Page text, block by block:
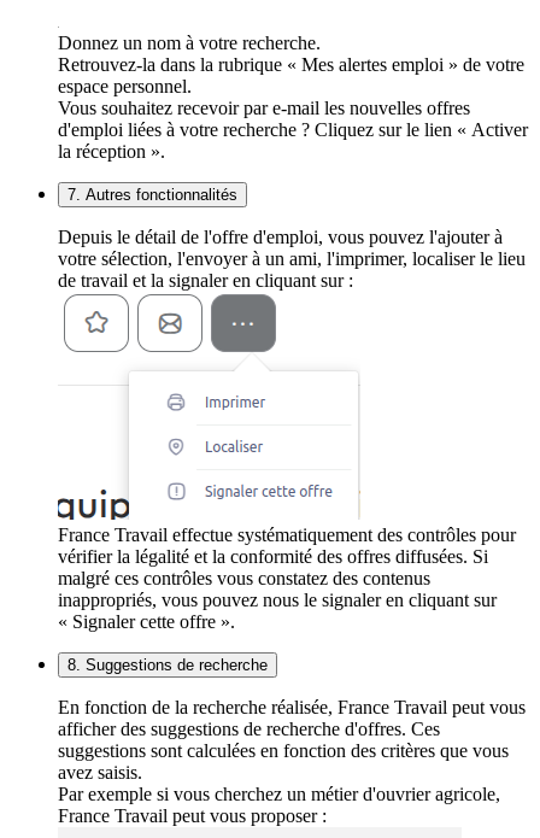
Donnez un nom à votre recherche.
Retrouvez-la dans la rubrique « Mes alertes emploi » de votre
espace personnel.
Vous souhaitez recevoir par e-mail les nouvelles offres
d'emploi liées à votre recherche ? Cliquez sur le lien « Activer
la réception ».
7. Autres fonctionnalités
Depuis le détail de l'offre d'emploi, vous pouvez l'ajouter à
votre sélection, l'envoyer à un ami, l'imprimer, localiser le lieu
de travail et la signaler en cliquant sur :
France Travail effectue systématiquement des contrôles pour
vérifier la légalité et la conformité des offres diffusées. Si
malgré ces contrôles vous constatez des contenus
inappropriés, vous pouvez nous le signaler en cliquant sur
« Signaler cette offre ».
8. Suggestions de recherche
En fonction de la recherche réalisée, France Travail peut vous
afficher des suggestions de recherche d'offres. Ces
suggestions sont calculées en fonction des critères que vous
avez saisis.
Par exemple si vous cherchez un métier d'ouvrier agricole,
France Travail peut vous proposer :